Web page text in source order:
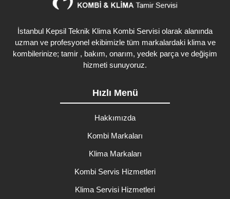
İstanbul Kepsil Teknik Klima Kombi Servisi olarak alanında
uzman ve profesyonel ekibimizle tüm markalardaki klima ve
kombilerinize; tamir , bakım, onarım, yedek parça ve değişim
hizmeti sunuyoruz.
Hızlı Menü
Hakkımızda
Kombi Markaları
Klima Markaları
Kombi Servis Hizmetleri
Klima Servisi Hizmetleri